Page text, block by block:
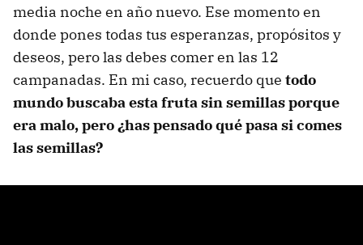
media noche en año nuevo. Ese momento en
donde pones todas tus esperanzas, propósitos y
deseos, pero las debes comer en las 12
campanadas. En mi caso, recuerdo que todo
mundo buscaba esta fruta sin semillas porque
era malo, pero ¿has pensado qué pasa si comes
las semillas?